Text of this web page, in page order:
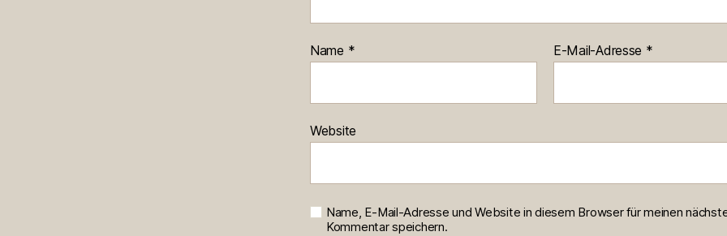
Name * E-Mail-Adresse *
Website
Name, E-Mail-Adresse und Website in diesem Browser für meinen
Kommentar speichern.